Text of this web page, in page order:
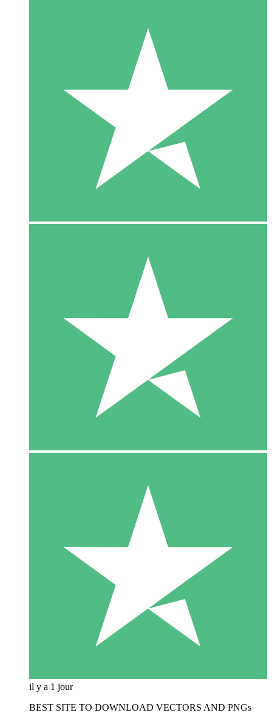
il y a 1 jour
BEST SITE TO DOWNLOAD VECTORS AND PNGs